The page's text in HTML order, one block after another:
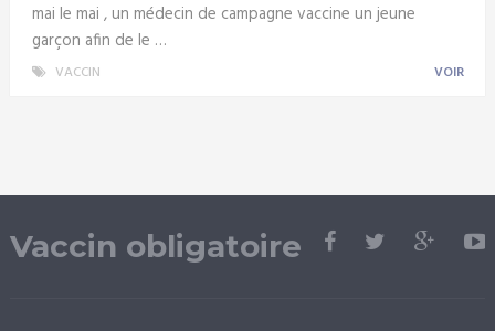
mai le mai , un médecin de campagne vaccine un jeune
garçon afin de le …
VACCIN VOIR
Vaccin obligatoire